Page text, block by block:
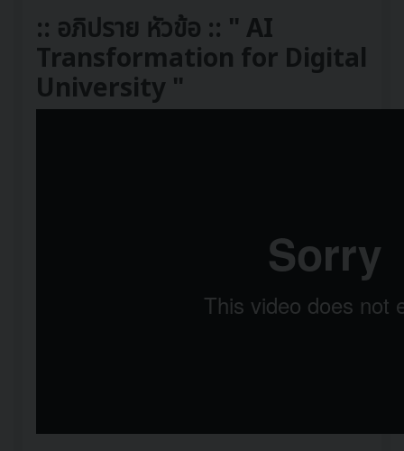
:: อภิปราย หัวข้อ :: " AI
Transformation for Digital
University "